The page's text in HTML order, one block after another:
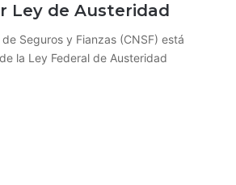
Ley de Austeridad
Seguros y Fianzas (CNSF) está
la Ley Federal de Austeridad